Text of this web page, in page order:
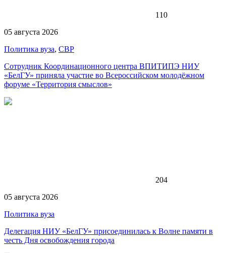
110
05 августа 2026
Политика вуза, СВР
Сотрудник Координационного центра ВПИТИПЭ НИУ
«БелГУ» приняла участие во Всероссийском молодёжном
форуме «Территория смыслов»
204
05 августа 2026
Политика вуза
Делегация НИУ «БелГУ» присоединилась к Волне памяти в
честь Дня освобождения города